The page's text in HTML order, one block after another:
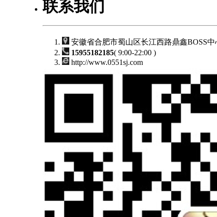
联系我们
安徽省合肥市蜀山区长江西路鼎鑫BOSS中
15955182185( 9:00-22:00 )
http://www.0551sj.com